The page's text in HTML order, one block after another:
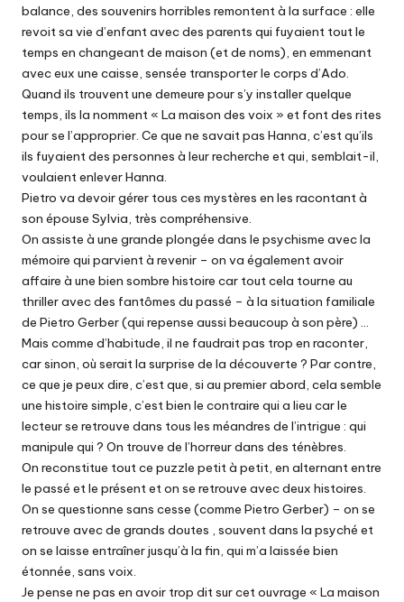
balance, des souvenirs horribles remontent à la surface : elle
revoit sa vie d’enfant avec des parents qui fuyaient tout le
temps en changeant de maison (et de noms), en emmenant
avec eux une caisse, sensée transporter le corps d’Ado.
Quand ils trouvent une demeure pour s’y installer quelque
temps, ils la nomment « La maison des voix » et font des rites
pour se l’approprier. Ce que ne savait pas Hanna, c’est qu’ils
ils fuyaient des personnes à leur recherche et qui, semblait-il,
voulaient enlever Hanna.
Pietro va devoir gérer tous ces mystères en les racontant à
son épouse Sylvia, très compréhensive.
On assiste à une grande plongée dans le psychisme avec la
mémoire qui parvient à revenir – on va également avoir
affaire à une bien sombre histoire car tout cela tourne au
thriller avec des fantômes du passé – à la situation familiale
de Pietro Gerber (qui repense aussi beaucoup à son père) …
Mais comme d’habitude, il ne faudrait pas trop en raconter,
car sinon, où serait la surprise de la découverte ? Par contre,
ce que je peux dire, c’est que, si au premier abord, cela semble
une histoire simple, c’est bien le contraire qui a lieu car le
lecteur se retrouve dans tous les méandres de l’intrigue : qui
manipule qui ? On trouve de l’horreur dans des ténèbres.
On reconstitue tout ce puzzle petit à petit, en alternant entre
le passé et le présent et on se retrouve avec deux histoires.
On se questionne sans cesse (comme Pietro Gerber) – on se
retrouve avec de grands doutes , souvent dans la psyché et
on se laisse entraîner jusqu’à la fin, qui m’a laissée bien
étonnée, sans voix.
Je pense ne pas en avoir trop dit sur cet ouvrage « La maison